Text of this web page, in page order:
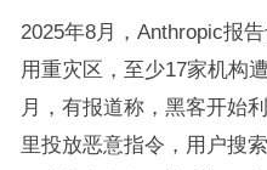
2025年8月，Anthropic报
用重灾区，至少17家机构
月，有报道称，黑客开始
里投放恶意指令，用户搜